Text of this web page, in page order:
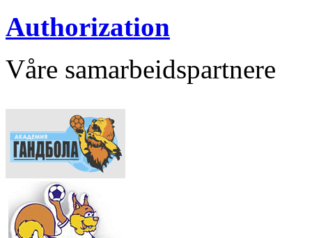
Authorization
Våre samarbeidspartnere